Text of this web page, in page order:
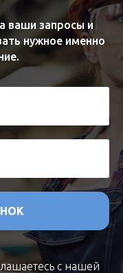
ваши запросы и
нужное именно
с нашей